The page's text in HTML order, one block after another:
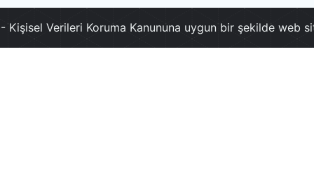
Kişisel Verileri Koruma Kanununa uygun bir şekilde web